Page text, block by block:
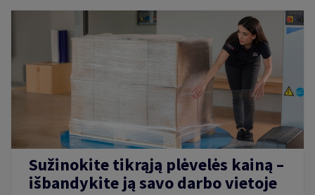
Sužinokite tikrąją plėvelės kainą –
išbandykite ją savo darbo vietoje